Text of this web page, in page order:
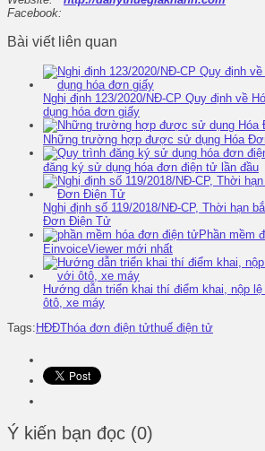
Facebook:
Bài viết liên quan
Nghị định 123/2020/NĐ-CP Quy định về
dụng hóa đơn giấy
Những trường hợp được sử dụng Hóa
đăng ký sử dụng hóa đơn điện tử lần đầu
Nghị định số 119/2018/NĐ-CP, Thời hạn
Đơn Điện Tử
Phần mềm
EinvoiceViewer mới nhất
Hướng dẫn triển khai thí điểm khai, nộp
ôtô, xe máy
Tags: HĐĐThóa đơn điện tửthuế điện tử
Ý kiến bạn đọc (0)